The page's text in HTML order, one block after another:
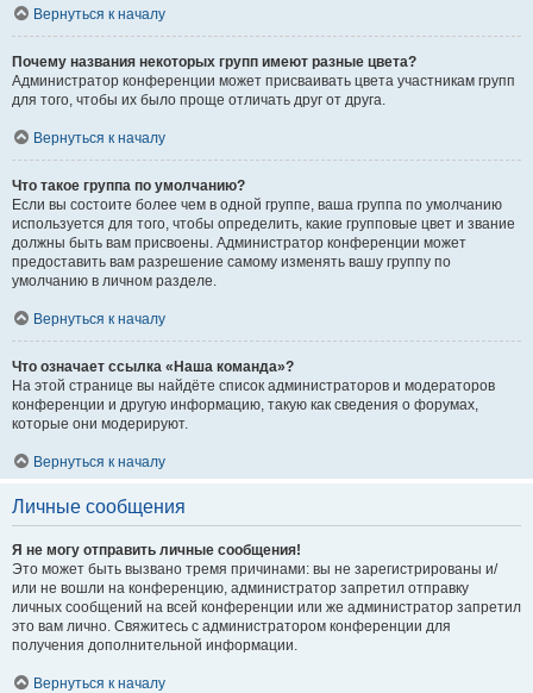
Вернуться к началу
Почему названия некоторых групп имеют разные цвета?
Администратор конференции может присваивать цвета участникам групп
для того, чтобы их было проще отличать друг от друга.
Вернуться к началу
Что такое группа по умолчанию?
Если вы состоите более чем в одной группе, ваша группа по умолчанию
используется для того, чтобы определить, какие групповые цвет и звание
должны быть вам присвоены. Администратор конференции может
предоставить вам разрешение самому изменять вашу группу по
умолчанию в личном разделе.
Вернуться к началу
Что означает ссылка «Наша команда»?
На этой странице вы найдёте список администраторов и модераторов
конференции и другую информацию, такую как сведения о форумах,
которые они модерируют.
Вернуться к началу
Личные сообщения
Я не могу отправить личные сообщения!
Это может быть вызвано тремя причинами: вы не зарегистрированы и/
или не вошли на конференцию, администратор запретил отправку
личных сообщений на всей конференции или же администратор запретил
это вам лично. Свяжитесь с администратором конференции для
получения дополнительной информации.
Вернуться к началу